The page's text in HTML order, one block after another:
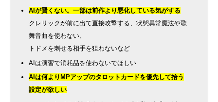
AIが賢くない。一部は前作より悪化している気がする
クレリックが前に出て直接攻撃する、状態異常魔法や歌
舞音曲を使わない、
トドメを刺せる相手を狙わないなど
AIは演習で消耗品を使わないでほしい
AIは何よりMPアップのタロットカードを優先して拾う
設定が欲しい